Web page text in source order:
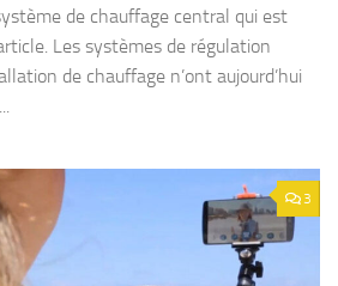
de chauffage central qui est
Les systèmes de régulation
de chauffage n’ont aujourd’hui
3